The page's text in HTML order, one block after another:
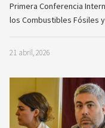
Primera Conferencia
los Combustibles Fósiles
21 abril, 2026